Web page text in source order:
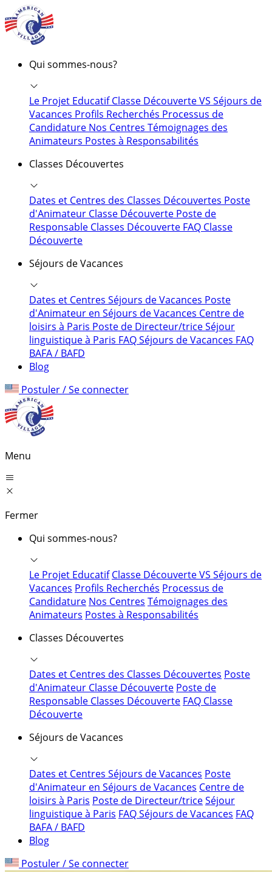
Qui sommes-nous?
Le Projet Educatif Classe Découverte VS Séjours de
Vacances Profils Recherchés Processus de
Candidature Nos Centres Témoignages des
Animateurs Postes à Responsabilités
Classes Découvertes
Dates et Centres des Classes Découvertes Poste
d'Animateur Classe Découverte Poste de
Responsable Classes Découverte FAQ Classe
Découverte
Séjours de Vacances
Dates et Centres Séjours de Vacances Poste
d'Animateur en Séjours de Vacances Centre de
loisirs à Paris Poste de Directeur/triceSéjour
linguistique à Paris FAQ Séjours de Vacances FAQ
BAFA / BAFD
Blog
Postuler / Se connecter
Menu
Fermer
Qui sommes-nous?
Le Projet Educatif Classe Découverte VS Séjours de
Vacances Profils Recherchés Processus de
Candidature Nos Centres Témoignages des
Animateurs Postes à Responsabilités
Classes Découvertes
Dates et Centres des Classes Découvertes Poste
d'Animateur Classe Découverte Poste de
Responsable Classes Découverte FAQ Classe
Découverte
Séjours de Vacances
Dates et Centres Séjours de Vacances Poste
d'Animateur en Séjours de Vacances Centre de
loisirs à Paris Poste de Directeur/triceSéjour
linguistique à Paris FAQ Séjours de Vacances FAQ
BAFA / BAFD
Blog
Postuler / Se connecter